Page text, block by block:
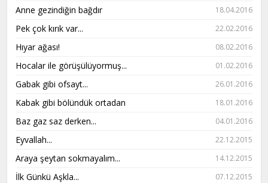
Anne gezindiğin bağdır 18.04.2016
Pek çok kırık var... 22.02.2016
Hıyar ağası! 08.02.2016
Hocalar ile görüşülüyormuş... 01.02.2016
Gabak gibi ofsayt... 26.01.2016
Kabak gibi bölündük ortadan 18.01.2016
Baz gaz saz derken... 04.01.2016
Eyvallah... 22.12.2015
Araya şeytan sokmayalım... 14.12.2015
İlk Günkü Aşkla... 07.12.2015